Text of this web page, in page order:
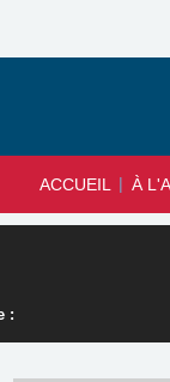
ACCUEIL | À
: